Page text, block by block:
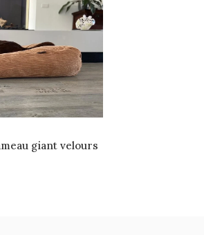
giant velours